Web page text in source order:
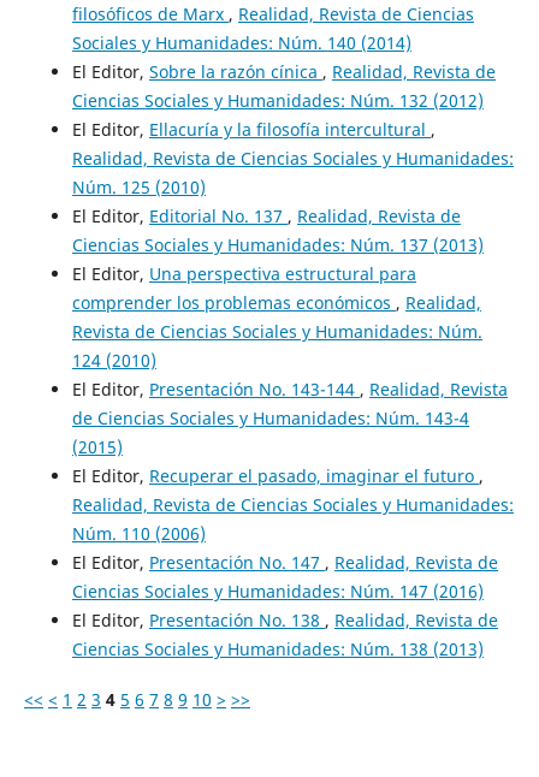
filosóficos de Marx , Realidad, Revista de Ciencias
Sociales y Humanidades: Núm. 140 (2014)
El Editor, Sobre la razón cínica , Realidad, Revista de
Ciencias Sociales y Humanidades: Núm. 132 (2012)
El Editor, Ellacuría y la filosofía intercultural ,
Realidad, Revista de Ciencias Sociales y Humanidades:
Núm. 125 (2010)
El Editor, Editorial No. 137 , Realidad, Revista de
Ciencias Sociales y Humanidades: Núm. 137 (2013)
El Editor, Una perspectiva estructural para
comprender los problemas económicos , Realidad,
Revista de Ciencias Sociales y Humanidades: Núm.
124 (2010)
El Editor, Presentación No. 143-144 , Realidad, Revista
de Ciencias Sociales y Humanidades: Núm. 143-4
(2015)
El Editor, Recuperar el pasado, imaginar el futuro ,
Realidad, Revista de Ciencias Sociales y Humanidades:
Núm. 110 (2006)
El Editor, Presentación No. 147 , Realidad, Revista de
Ciencias Sociales y Humanidades: Núm. 147 (2016)
El Editor, Presentación No. 138 , Realidad, Revista de
Ciencias Sociales y Humanidades: Núm. 138 (2013)
<< < 1 2 3 4 5 6 7 8 9 10 > >>